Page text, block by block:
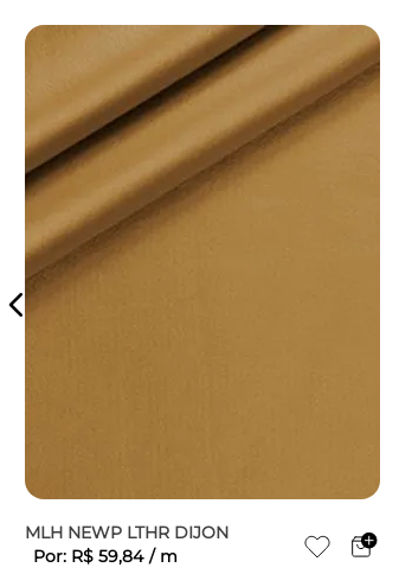
MLH NEWP LTHR DIJON
Por: R$ 59,84 / m